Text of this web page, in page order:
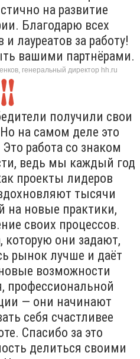
на развитие
Благодарю всех
лауреатов за работу!
вашими партнёрами.
генеральный директор hh.ru
получили свои
на самом деле это
работа со знаком
ведь мы каждый год
проекты лидеров
тысячи
на новые практики,
своих процессов.
которую они задают,
рынок лучше и даёт
возможности
профессиональной
— они начинают
себя счастливее
Спасибо за это
делиться своими